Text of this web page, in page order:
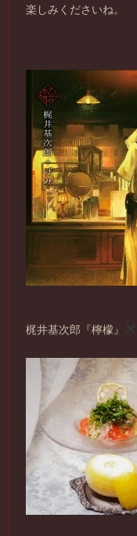
楽しみくださいね。
梶井基次郎『檸檬』